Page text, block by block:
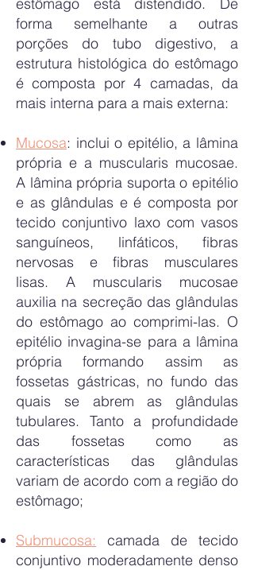
forma semelhante a outras
porções do tubo digestivo, a
estrutura histológica do estômago
é composta por 4 camadas, da
mais interna para a mais externa:
Mucosa: inclui o epitélio, a lâmina
própria e a muscularis mucosae.
A lâmina própria suporta o epitélio
e as glândulas e é composta por
tecido conjuntivo laxo com vasos
sanguíneos, linfáticos, fibras
nervosas e fibras musculares
lisas. A muscularis mucosae
auxilia na secreção das glândulas
do estômago ao comprimi-las. O
epitélio invagina-se para a lâmina
própria formando assim as
fossetas gástricas, no fundo das
quais se abrem as glândulas
tubulares. Tanto a profundidade
das fossetas como as
características das glândulas
variam de acordo com a região do
estômago;
Submucosa: camada de tecido
conjuntivo moderadamente denso